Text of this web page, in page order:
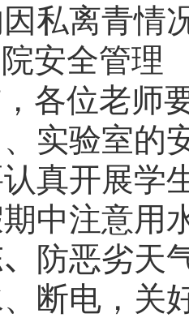
私离青情
安全管理
各位老师
实验室的
真开展学
中注意用
防恶劣天
断电，关